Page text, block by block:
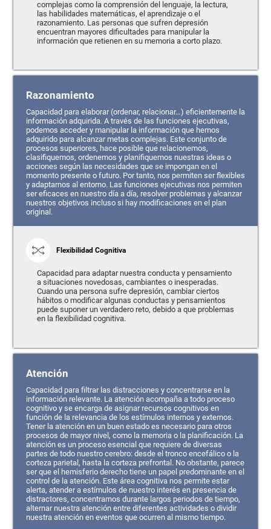
complejas como la comprensión del lenguaje, la lectura,
las habilidades matemáticas, el aprendizaje o el
razonamiento. Las personas que sufren depresión
encuentran mayores dificultades para manipular la
información que retienen en su memoria a corto plazo.
Razonamiento
Capacidad para elaborar (ordenar, relacionar…) eficientemente la
información adquirida. A través de las funciones ejecutivas,
podemos acceder y manipular la información que hemos
adquirido para alcanzar metas complejas. Este conjunto de
procesos superiores, hace posible que relacionemos,
clasifiquemos, ordenemos y planifiquemos nuestras ideas o
acciones según las necesidades que se impongan en el
momento presente o futuro. Por tanto, nos permiten ser flexibles
y adaptarnos al entorno. Las funciones ejecutivas nos permiten
ser eficaces en nuestro día a día, resolver problemas y alcanzar
nuestros objetivos incluso si hay modificaciones en el plan
original.
Flexibilidad Cognitiva
Capacidad para adaptar nuestra conducta y pensamiento
a situaciones novedosas, cambiantes o inesperadas.
Cuando una persona sufre depresión, cambiar ciertos
hábitos o modificar algunas conductas y pensamientos
puede suponer un verdadero reto, debido a que problemas
en la flexibilidad cognitiva.
Atención
Capacidad para filtrar las distracciones y concentrarse en la
información relevante. La atención acompaña a todo proceso
cognitivo y se encarga de asignar recursos cognitivos en
función de la relevancia de los estímulos internos y externos.
Tener la atención en un buen estado es necesario para otros
procesos de mayor nivel, como la memoria o la planificación. La
atención es un proceso esencial que requiere de diversas
partes de todo nuestro cerebro: desde el tronco encefálico o la
corteza parietal, hasta la corteza prefrontal. No obstante, parece
ser que el hemisferio derecho tiene un papel predominante en el
control de la atención. Este área cognitiva nos permite estar
alerta, atender a estímulos de nuestro interés en presencia de
distractores, concentrarnos durante largos periodos de tiempo,
alternar nuestra atención entre diferentes actividades o dividir
nuestra atención en eventos que ocurren al mismo tiempo.